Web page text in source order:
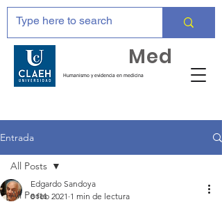
Humanismo y evidencia en medicina
Med
Entrada
All Posts
All Posts
Edgardo Sandoya
8 feb 2021 1 min de lectura